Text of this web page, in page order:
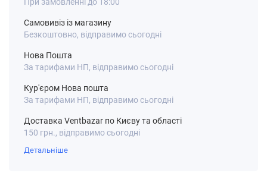
Самовивіз із магазину
Безкоштовно, відправимо сьогодні
Нова Пошта
За тарифами НП, відправимо сьогодні
Кур'єром Нова пошта
За тарифами НП, відправимо сьогодні
Доставка Ventbazar по Києву та області
150 грн., відправимо сьогодні
Детальніше